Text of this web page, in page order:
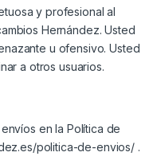
y profesional al
Hernández. Usted
u ofensivo. Usted
a otros usuarios.
en la Política de
politica-de-envios/ .